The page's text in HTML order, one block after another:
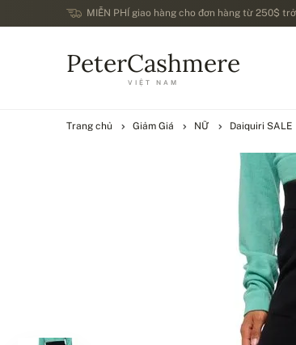
MIỄN PHÍ giao hàng cho đơn hàng từ 250$
PeterCashmere
VIỆT NAM
Trang chủ Giảm Giá NỮ Daiquiri SALE